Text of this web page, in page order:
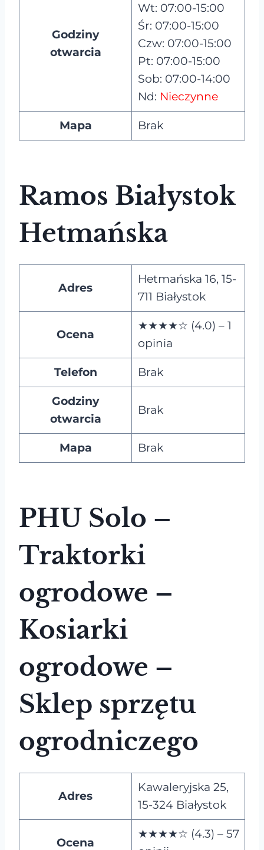
Godziny
otwarcia
Wt: 07:00-15:00
Śr: 07:00-15:00
Czw: 07:00-15:00
Pt: 07:00-15:00
Sob: 07:00-14:00
Nd: Nieczynne
Mapa Brak
Ramos Białystok
Hetmańska
Adres
Hetmańska 16, 15-
711 Białystok
Ocena
★★★★☆ (4.0) – 1
opinia
Telefon Brak
Godziny
otwarcia
Brak
Mapa Brak
PHU Solo –
Traktorki
ogrodowe –
Kosiarki
ogrodowe –
Sklep sprzętu
ogrodniczego
Adres
Kawaleryjska 25,
15-324 Białystok
Ocena
★★★★☆ (4.3) – 57